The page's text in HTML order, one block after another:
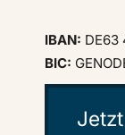
IBAN: DE63
BIC: